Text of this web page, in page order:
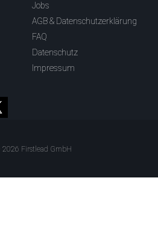
Jobs
AGB & Datenschutzerklärung
FAQ
Datenschutz
Impressum
Firstlead GmbH